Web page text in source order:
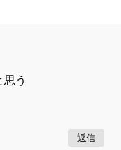
う
返信